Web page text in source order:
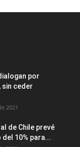
por
sin ceder
2021
de Chile prevé
10% para...